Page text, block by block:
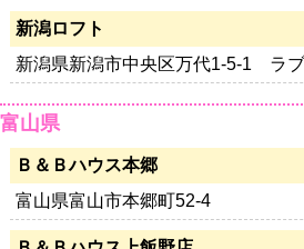
新潟ロフト
新潟県新潟市中央区万代1-5-1 ラ
富山県
Ｂ＆Ｂハウス本郷
富山県富山市本郷町52-4